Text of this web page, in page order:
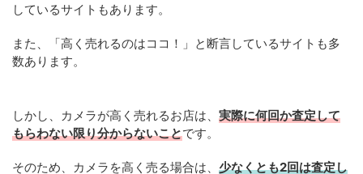
しているサイトもあります。
また、「高く売れるのはココ！」と断言しているサイトも多
数あります。
しかし、カメラが高く売れるお店は、 実際に何回か査定して
もらわない限り分からないことです。
そのため、カメラを高く売る場合は、 少なくとも2回は査定し